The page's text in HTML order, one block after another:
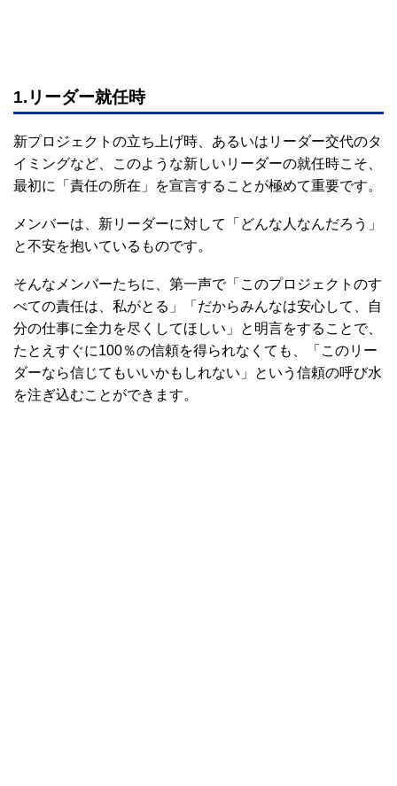
1.リーダー就任時
新プロジェクトの立ち上げ時、あるいはリーダー交代のタ
イミングなど、このような新しいリーダーの就任時こそ、
最初に「責任の所在」を宣言することが極めて重要です。
メンバーは、新リーダーに対して「どんな人なんだろう」
と不安を抱いているものです。
そんなメンバーたちに、第一声で「このプロジェクトのす
べての責任は、私がとる」「だからみんなは安心して、自
分の仕事に全力を尽くしてほしい」と明言をすることで、
たとえすぐに100％の信頼を得られなくても、「このリー
ダーなら信じてもいいかもしれない」という信頼の呼び水
を注ぎ込むことができます。